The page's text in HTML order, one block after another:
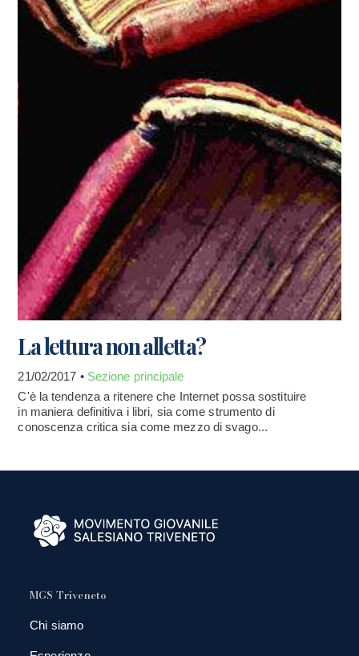
La lettura non alletta?
21/02/2017 • Sezione principale
C'è la tendenza a ritenere che Internet possa sostituire
in maniera definitiva i libri, sia come strumento di
conoscenza critica sia come mezzo di svago...
MGS Triveneto
Chi siamo